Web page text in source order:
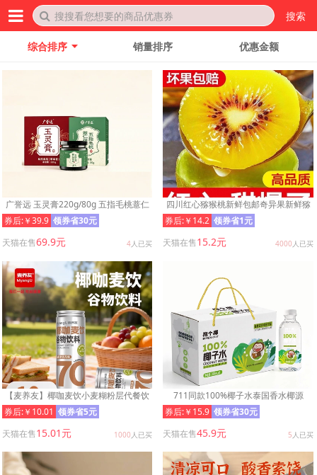
搜索
综合排序 销量排序 优惠金额
广誉远 玉灵膏220g/80g 五指毛桃薏仁
茯苓膏80g组合装 官方正品
券后:￥39.9 领券省30元
天猫在售69.9元 4人已买
四川红心猕猴桃新鲜包邮奇异果新鲜猕
猴桃孕妇水果维C爆棚多汁甜
券后:￥14.2 领券省1元
天猫在售15.2元 4000 人已买
【麦养友】椰咖麦饮小麦糊粉层代餐饮
料学生早餐谷物食品饮品整箱
券后:￥10.01 领券省5元
天猫在售15.01元 1000 人已买
711同款100%椰子水泰国香水椰源
券后:￥15.9 领券省30元
天猫在售45.9元 5 人已买